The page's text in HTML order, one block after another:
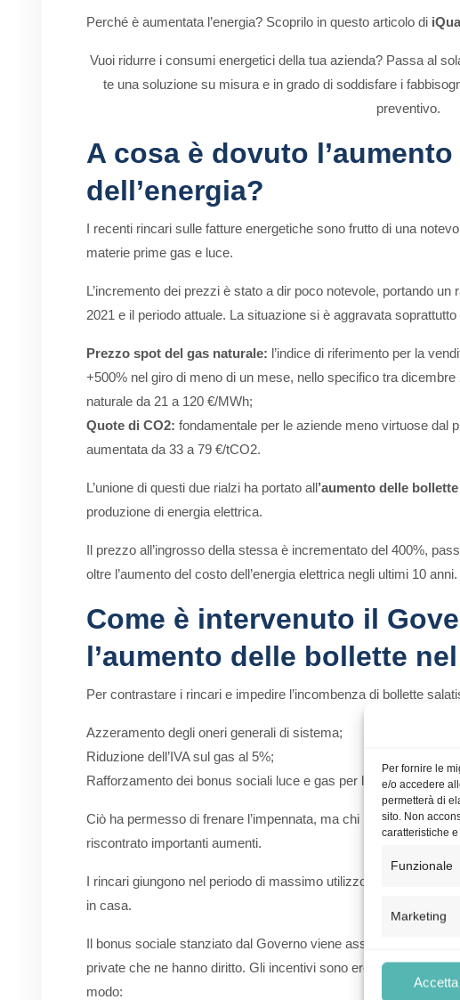
Per fornire le
e/o accedere
permetterà di
sito. Non
caratteristiche e
Funzionale
Marketing
Accetta
Perché è aumentata l’energia? Scoprilo in questo articolo di
Vuoi ridurre i consumi energetici della tua azienda? Passa al
te una soluzione su misura e in grado di soddisfare i
preventivo.
A cosa è dovuto
dell’energia?
I recenti rincari sulle fatture energetiche sono frutto di una
materie prime gas e luce.
L’incremento dei prezzi è stato a dir poco notevole, portando un
2021 e il periodo attuale. La situazione si è aggravata
Prezzo spot del gas naturale: l’indice di riferimento per la
+500% nel giro di meno di un mese, nello specifico tra
naturale da 21 a 120 €/MWh;
Quote di CO2: fondamentale per le aziende meno virtuose dal
aumentata da 33 a 79 €/tCO2.
L’unione di questi due rialzi ha portato all’aumento delle
produzione di energia elettrica.
Il prezzo all’ingrosso della stessa è incrementato del 400%,
oltre l’aumento del costo dell’energia elettrica negli ultimi 10 anni.
Come è intervenuto il
l’aumento delle bollette
Per contrastare i rincari e impedire l’incombenza di bollette
Azzeramento degli oneri generali di sistema;
Riduzione dell’IVA sul gas al 5%;
Rafforzamento dei bonus sociali luce e gas per le famiglie in
Ciò ha permesso di frenare l’impennata, ma chi ha ricevuto la
riscontrato importanti aumenti.
I rincari giungono nel periodo di massimo utilizzo dell’energia,
in casa.
Il bonus sociale stanziato dal Governo viene associato in base
private che ne hanno diritto. Gli incentivi sono erogati
modo: